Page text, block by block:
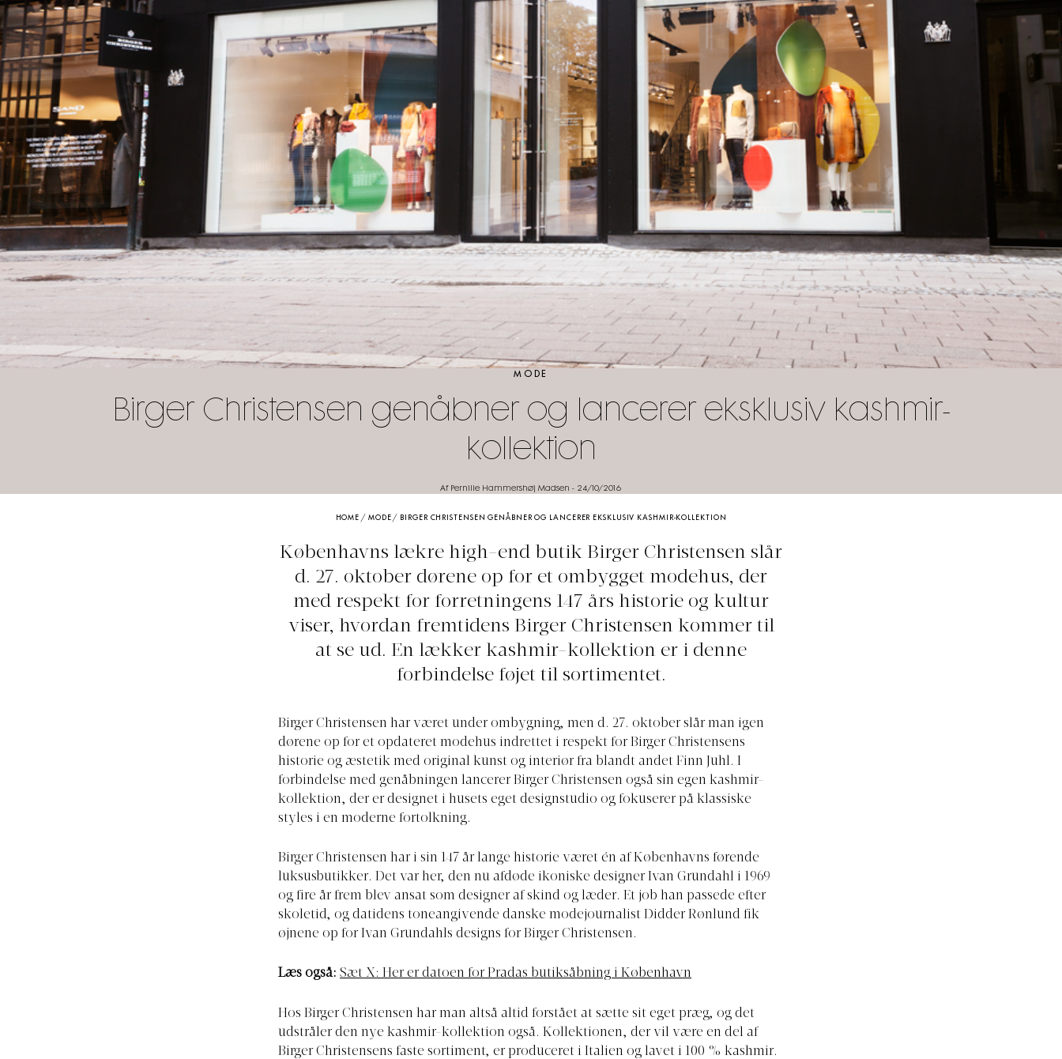
MODE
Birger Christensen genåbner og lancerer eksklusiv kashmir-
kollektion
Af Pernille Hammershøj Madsen - 24/10/2016
HOME / MODE / BIRGER CHRISTENSEN GENÅBNER OG LANCERER EKSKLUSIV KASHMIR-KOLLEKTION
Københavns lækre high-end butik Birger Christensen slår
d. 27. oktober dørene op for et ombygget modehus, der
med respekt for forretningens 147 års historie og kultur
viser, hvordan fremtidens Birger Christensen kommer til
at se ud. En lækker kashmir-kollektion er i denne
forbindelse føjet til sortimentet.
Birger Christensen har været under ombygning, men d. 27. oktober slår man igen
dørene op for et opdateret modehus indrettet i respekt for Birger Christensens
historie og æstetik med original kunst og interiør fra blandt andet Finn Juhl. I
forbindelse med genåbningen lancerer Birger Christensen også sin egen kashmir-
kollektion, der er designet i husets eget designstudio og fokuserer på klassiske
styles i en moderne fortolkning.
Birger Christensen har i sin 147 år lange historie været én af Københavns førende
luksusbutikker. Det var her, den nu afdøde ikoniske designer Ivan Grundahl i 1969
og fire år frem blev ansat som designer af skind og læder. Et job han passede efter
skoletid, og datidens toneangivende danske modejournalist Didder Rønlund fik
øjnene op for Ivan Grundahls designs for Birger Christensen.
Læs også: Sæt X: Her er datoen for Pradas butiksåbning i København
Hos Birger Christensen har man altså altid forstået at sætte sit eget præg, og det
udstråler den nye kashmir-kollektion også. Kollektionen, der vil være en del af
Birger Christensens faste sortiment, er produceret i Italien og lavet i 100 % kashmir.